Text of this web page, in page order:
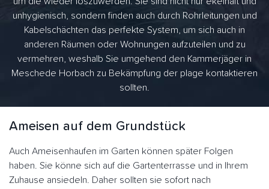
unhygienisch, sondern finden auch durch Rohrleitungen und
Kabelschächten das perfekte System, um sich auch in
anderen Räumen oder Wohnungen aufzuteilen und zu
vermehren, weshalb Sie umgehend den Kammerjäger in
Meschede Horbach zu Bekämpfung der plage kontaktieren
sollten.
Ameisen auf dem Grundstück
Auch Ameisenhaufen im Garten können später Folgen
haben. Sie könne sich auf die Gartenterrasse und in Ihrem
Zuhause ansiedeln. Daher sollten sie sofort nach